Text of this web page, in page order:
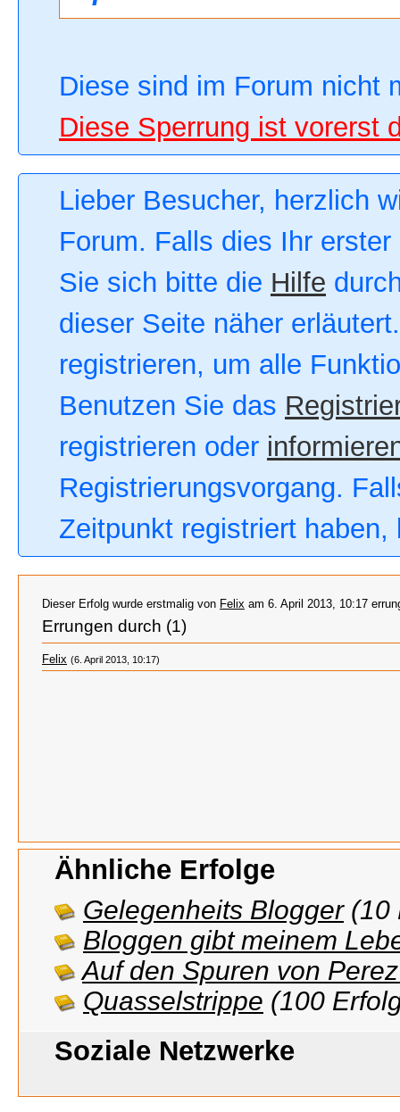
Diese sind im Forum nicht
Diese Sperrung ist vorerst
Lieber Besucher, herzlich
Forum. Falls dies Ihr
Sie sich bitte die Hilfe
dieser Seite näher
registrieren, um alle
Benutzen Sie das
registrieren oder
Registrierungsvorgang.
Zeitpunkt registriert
Dieser Erfolg wurde erstmalig von Felix am 6. April 2013, 10:17
Errungen durch (1)
Felix (6. April 2013, 10:17)
Ähnliche Erfolge
Gelegenheits Blogger (10
Bloggen gibt meinem
Auf den Spuren von
Quasselstrippe (100
Soziale Netzwerke